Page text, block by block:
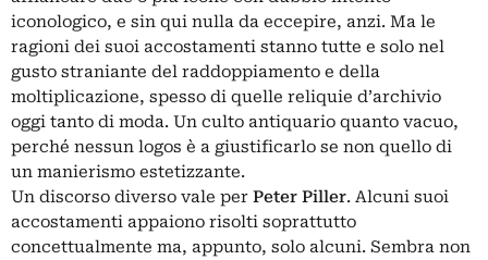
iconologico, e sin qui nulla da eccepire, anzi. Ma le
ragioni dei suoi accostamenti stanno tutte e solo nel
gusto straniante del raddoppiamento e della
moltiplicazione, spesso di quelle reliquie d’archivio
oggi tanto di moda. Un culto antiquario quanto vacuo,
perché nessun logos è a giustificarlo se non quello di
un manierismo estetizzante.
Un discorso diverso vale per Peter Piller. Alcuni suoi
accostamenti appaiono risolti soprattutto
concettualmente ma, appunto, solo alcuni. Sembra non